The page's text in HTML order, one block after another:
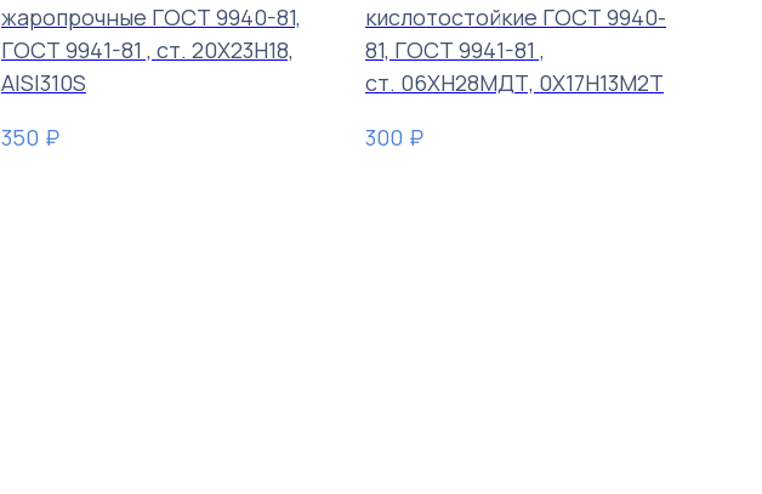
жаропрочные ГОСТ 9940-81,
ГОСТ 9941-81 , ст. 20Х23Н18,
AISI310S
350 ₽
кислотостойкие ГОСТ 9940-
81, ГОСТ 9941-81 ,
ст. 06ХН28МДТ, 0Х17Н13М2Т
300 ₽